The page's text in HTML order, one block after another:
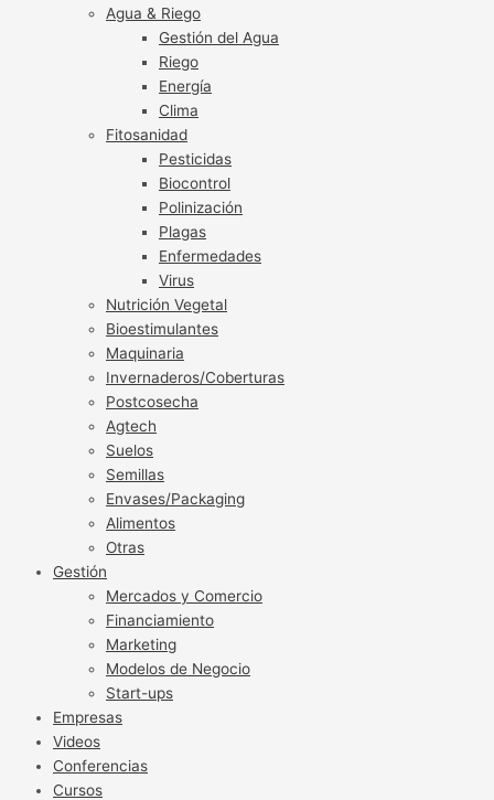
Agua & Riego
Gestión del Agua
Riego
Energía
Clima
Fitosanidad
Pesticidas
Biocontrol
Polinización
Plagas
Enfermedades
Virus
Nutrición Vegetal
Bioestimulantes
Maquinaria
Invernaderos/Coberturas
Postcosecha
Agtech
Suelos
Semillas
Envases/Packaging
Alimentos
Otras
Gestión
Mercados y Comercio
Financiamiento
Marketing
Modelos de Negocio
Start-ups
Empresas
Videos
Conferencias
Cursos